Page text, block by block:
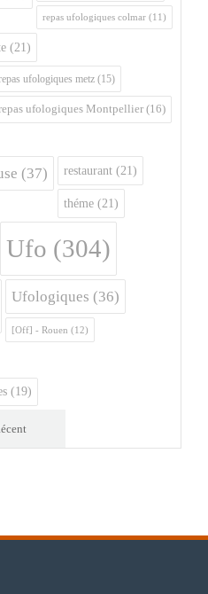
repas ufologiques colmar (11)
(21)
ufologiques metz (15)
ufologiques Montpellier (16)
(37) restaurant (21)
théme (21)
Ufo (304)
Ufologiques (36)
[Off] - Rouen (12)
(19)